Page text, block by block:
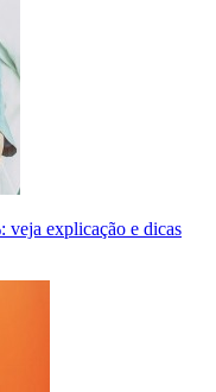
veja explicação e dicas